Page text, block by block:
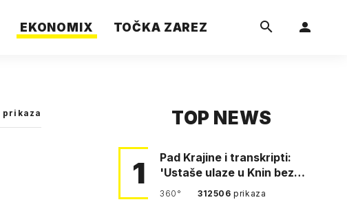
EKONOMIX TOČKA ZAREZ
prikaza TOP NEWS
1
Pad Krajine i transkripti:
'Ustaše ulaze u Knin bez
borbe. Mile, ovo je bežanij…
360° 312506prikaza